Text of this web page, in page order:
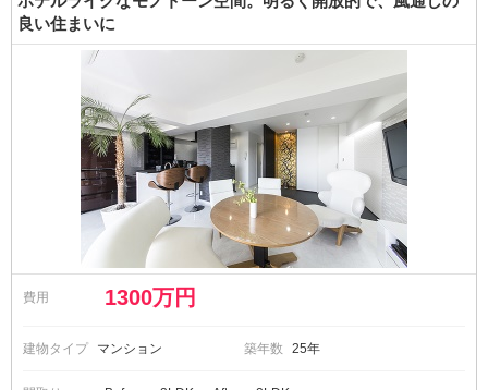
良い住まいに
費用 1300万円
建物タイプ マンション 築年数 25年